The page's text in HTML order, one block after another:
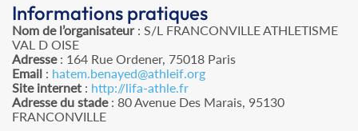
Informations pratiques
Nom de l’organisateur: S/L FRANCONVILLE ATHLETISME
VAL D OISE
Adresse: 164 Rue Ordener, 75018 Paris
Email : hatem.benayed@athleif.org
Site internet : http://lifa-athle.fr
Adresse du stade: 80 Avenue Des Marais, 95130
FRANCONVILLE